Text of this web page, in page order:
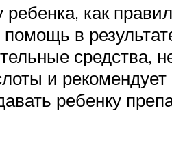
как
помощь в
и
ребенку